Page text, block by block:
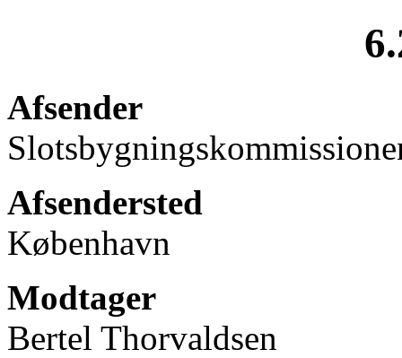
Afsender
Afsendersted
København
Modtager
Bertel Thorvaldsen